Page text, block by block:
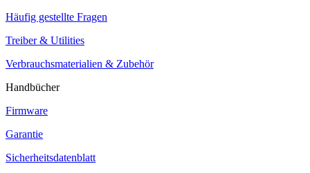
Häufig gestellte Fragen
Treiber & Utilities
Verbrauchsmaterialien & Zubehör
Handbücher
Firmware
Garantie
Sicherheitsdatenblatt